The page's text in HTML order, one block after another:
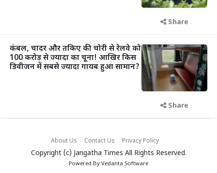
Share
कंबल, चादर और तकिए की चोरी से रेलवे को
100 करोड़ से ज्यादा का चूना! आखिर किस
डिवीजन में सबसे ज्यादा गायब हुआ सामान?
Share
About Us Contact Us Privacy Policy
Copyright (c) Jangatha Times All Rights Reserved.
Powered By Vedanta Software